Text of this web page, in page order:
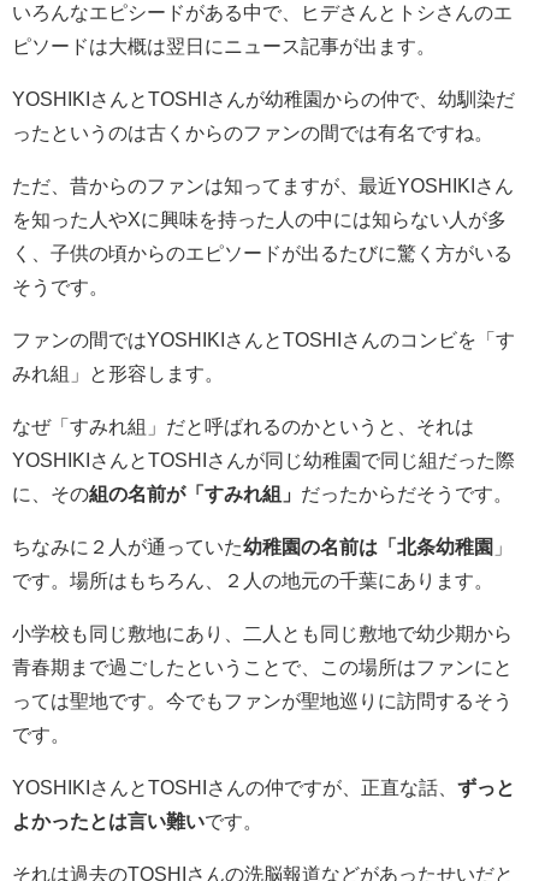
いろんなエピシードがある中で、ヒデさんとトシさんのエ
ピソードは大概は翌日にニュース記事が出ます。
YOSHIKIさんとTOSHIさんが幼稚園からの仲で、幼馴染だ
ったというのは古くからのファンの間では有名ですね。
ただ、昔からのファンは知ってますが、最近YOSHIKIさん
を知った人やXに興味を持った人の中には知らない人が多
く、子供の頃からのエピソードが出るたびに驚く方がいる
そうです。
ファンの間ではYOSHIKIさんとTOSHIさんのコンビを「す
みれ組」と形容します。
なぜ「すみれ組」だと呼ばれるのかというと、それは
YOSHIKIさんとTOSHIさんが同じ幼稚園で同じ組だった際
に、その組の名前が「すみれ組」 だったからだそうです。
ちなみに２人が通っていた幼稚園の名前は「北条幼稚園 」
です。場所はもちろん、２人の地元の千葉にあります。
小学校も同じ敷地にあり、二人とも同じ敷地で幼少期から
青春期まで過ごしたということで、この場所はファンにと
っては聖地です。今でもファンが聖地巡りに訪問するそう
です。
YOSHIKIさんとTOSHIさんの仲ですが、正直な話、 ずっと
よかったとは言い難いです。
それは過去のTOSHIさんの洗脳報道などがあったせいだと